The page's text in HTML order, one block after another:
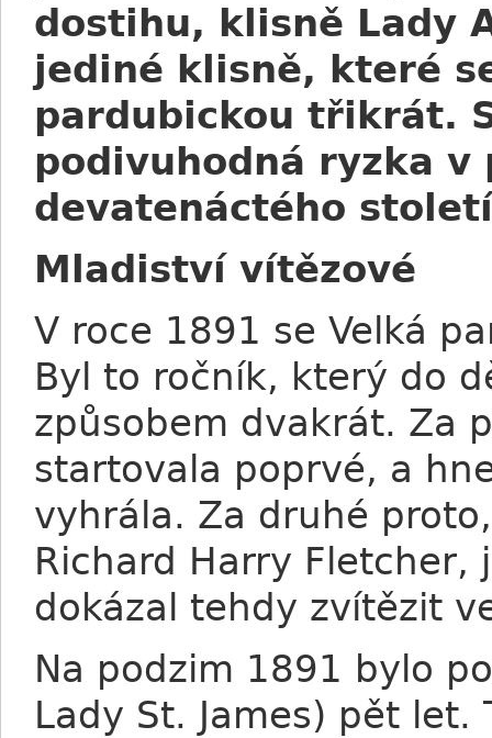
dostihu, klisně Lady
jediné klisně, které
pardubickou třikrát.
podivuhodná ryzka v
devatenáctého
Mladiství vítězové
V roce 1891 se Velká
Byl to ročník, který do
způsobem dvakrát. Za
startovala poprvé, a
vyhrála. Za druhé
Richard Harry
dokázal tehdy zvítězit
Na podzim 1891 bylo
Lady St. James) pět